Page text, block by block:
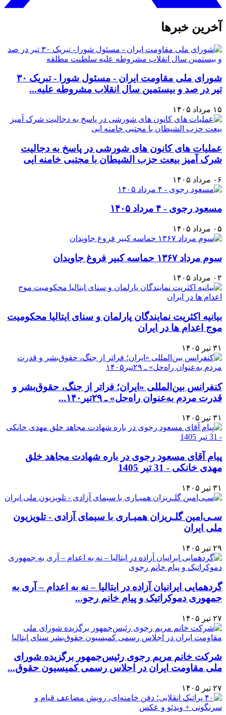
آخرین خبرها
شورای ملی مقاومت ایران - مسئول شورا - تبریک ۳۰
تیر در صد و بیستمین سال انقلاب مشروطه علیه...
۱۵ مرداد ۱۴۰۵
عملیات های کانون های شورشی در پاسخ به دجالیت
شرک آمیز بیعت حزب الشیطان با مجتبی خامنه ایی
۰۶ مرداد ۱۴۰۵
مسعود رجوی - ۴ مرداد ۱۴۰۵
۰۵ مرداد ۱۴۰۵
سوم مرداد ۱۳۶۷ حماسه کبیر فروغ جاویدان
۰۲ مرداد ۱۴۰۵
بیانیه اکثریت نمایندگان پارلمان و سنای ایتالیا محکومیت
موج اعدام ها در ایران
۳۱ تیر ۱۴۰۵
کنفرانس بین‌المللی «ایران؛ فراتر از جنگ، حقوق‌بشر و
قدرت مردم به‌عنوان راه‌حل» ـ ۲۹تیر۱۴۰...
۳۱ تیر ۱۴۰۵
پیام آقای مسعود رجوی در باره شهادت مجاهد خلق
مهدی خانکی - 31 تیر 1405
۳۱ تیر ۱۴۰۵
سـی‌امین گلـریزان همیـاری با سیمای آزادی - تلویزیون
ملی ایران
۲۹ تیر ۱۴۰۵
گردهمایی ایرانیان آزاده در ایتالیا – نه به اعدام – آری به
جمهوری دموکراتیک و پیام خانم رجو...
۲۷ تیر ۱۴۰۵
شرکت خانم مریم رجوی رئیس‌جمهور برگزیده شورای
ملی مقاومت ایران در اجلاس رسمی کمیسیون حقوق‌...
۲۷ تیر ۱۴۰۵